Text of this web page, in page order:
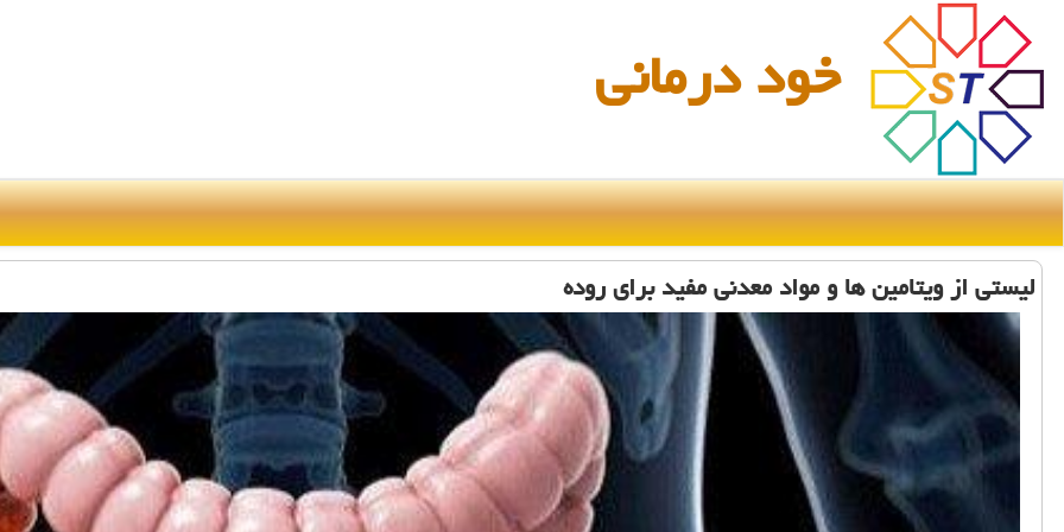
خود درمانی
لیستی از ویتامین ها و مواد معدنی مفید برای روده